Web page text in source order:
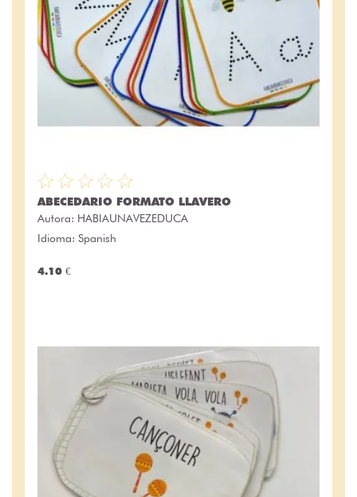
ABECEDARIO FORMATO LLAVERO
Autora: HABIAUNAVEZEDUCA
Idioma: Spanish
4.10 €